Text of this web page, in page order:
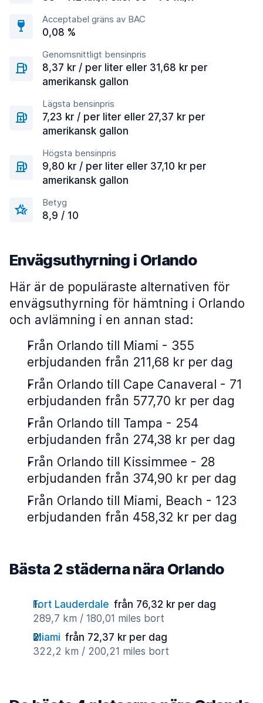
Acceptabel gräns av BAC
0,08 %
Genomsnittligt bensinpris
8,37 kr / per liter eller 31,68 kr per
amerikansk gallon
Lägsta bensinpris
7,23 kr / per liter eller 27,37 kr per
amerikansk gallon
Högsta bensinpris
9,80 kr / per liter eller 37,10 kr per
amerikansk gallon
Betyg
8,9 / 10
Envägsuthyrning i Orlando
Här är de populäraste alternativen för
envägsuthyrning för hämtning i Orlando
och avlämning i en annan stad:
Från Orlando till Miami - 355
erbjudanden från 211,68 kr per dag
Från Orlando till Cape Canaveral - 71
erbjudanden från 577,70 kr per dag
Från Orlando till Tampa - 254
erbjudanden från 274,38 kr per dag
Från Orlando till Kissimmee - 28
erbjudanden från 374,90 kr per dag
Från Orlando till Miami, Beach - 123
erbjudanden från 458,32 kr per dag
Bästa 2 städerna nära Orlando
Fort Lauderdale från 76,32 kr per dag
289,7 km / 180,01 miles bort
Miami från 72,37 kr per dag
322,2 km / 200,21 miles bort